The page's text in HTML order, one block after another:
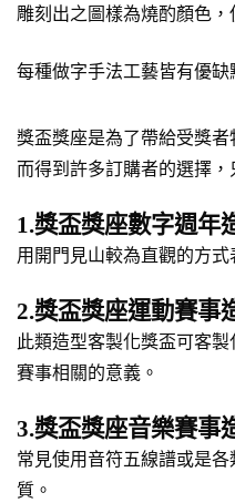
雕刻出之圖樣為燒酌顏色
每種做字手法工藝皆有優
獎盃獎座是為了帶給受獎
而得到許多訂購者的選擇
1.獎盃獎座數字週年
用開門見山較為直觀的方
2.獎盃獎座運動賽事
此類造型客製化獎盃可客
賽事相關的意義。
3.獎盃獎座音樂賽事
常見使用音符五線譜或是
質。